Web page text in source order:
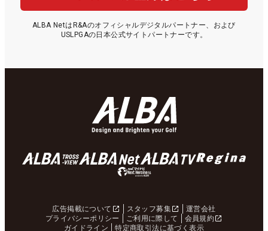
ALBA NetはR&Aのオフィシャルデジタルパートナー、および
USLPGAの日本公式サイトパートナーです。
広告掲載について スタッフ募集
運営会社
プライバシーポリシー
ご利用に際して
会員規約
ガイドライン
特定商取引法に基づく表示